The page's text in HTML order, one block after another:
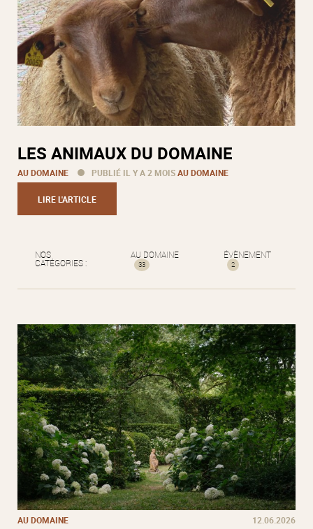
LES ANIMAUX DU DOMAINE
AU DOMAINE PUBLIÉ IL Y A 2 MOISAU DOMAINE
LIRE L'ARTICLE
NOS
CATÉGORIES :
AU DOMAINE
33
ÉVÈNEMENT
2
AU DOMAINE 12.06.2026